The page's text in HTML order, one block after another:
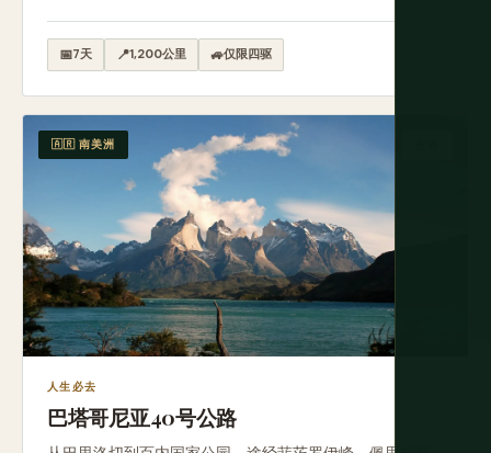
📅7天 📍1,200公里 🚙仅限四驱
🇦🇷 南美洲
人生必去
巴塔哥尼亚40号公路